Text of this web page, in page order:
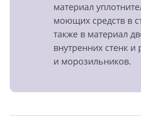
материал
моющих средств в
также в материал
внутренних стенк
и морозильников.